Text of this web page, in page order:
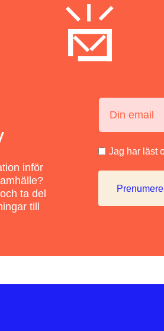
inför
ta del
till
Jag har läst